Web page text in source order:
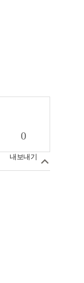
0
내보내기